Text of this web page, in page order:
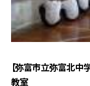
【弥富市立弥富北中
教室